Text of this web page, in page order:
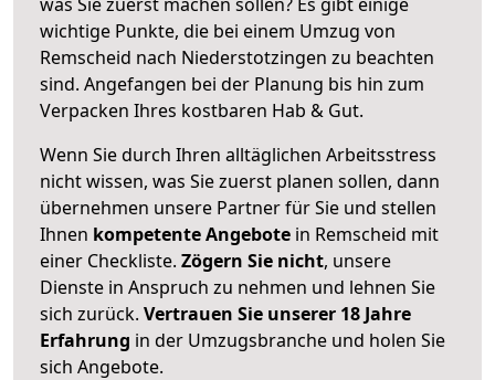
wichtige Punkte, die bei einem Umzug von
Remscheid nach Niederstotzingen zu beachten
sind. Angefangen bei der Planung bis hin zum
Verpacken Ihres kostbaren Hab & Gut.
Wenn Sie durch Ihren alltäglichen Arbeitsstress
nicht wissen, was Sie zuerst planen sollen, dann
übernehmen unsere Partner für Sie und stellen
Ihnen kompetente Angebote in Remscheid mit
einer Checkliste. Zögern Sie nicht, unsere
Dienste in Anspruch zu nehmen und lehnen Sie
sich zurück. Vertrauen Sie unserer 18 Jahre
Erfahrung in der Umzugsbranche und holen Sie
sich Angebote.